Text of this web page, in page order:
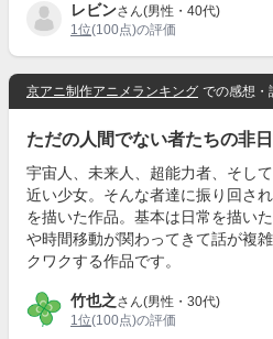
レビンさん(男性・40代)
1位(100点)の評価
京アニ制作アニメランキング での感想・
ただの人間でない者たちの非
宇宙人、未来人、超能力者、そし
近い少女。そんな者達に振り回さ
を描いた作品。基本は日常を描い
や時間移動が関わってきて話が複
クワクする作品です。
竹也之さん(男性・30代)
1位(100点)の評価